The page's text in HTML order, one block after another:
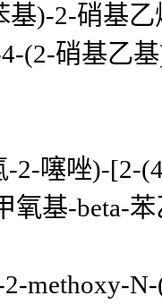
基)-2-硝基乙
(2-硝基乙
-2-噻唑)-[2-
氧基-beta-
methoxy-